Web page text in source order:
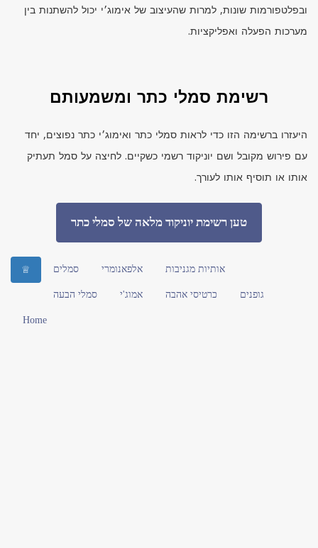
ובפלטפורמות שונות, למרות שהעיצוב של אימוג׳י יכול להשתנות בין
מערכות הפעלה ואפליקציות.
רשימת סמלי כתר ומשמעותם
היעזרו ברשימה הזו כדי לראות סמלי כתר ואימוג׳י כתר נפוצים, יחד
עם פירוש מקובל ושם יוניקוד רשמי כשקיים. לחיצה על סמל תעתיק
אותו או תוסיף אותו לעורך.
טען רשימת יוניקוד מלאה של סמלי כתר
♕ סמלים אלפאנומרי אותיות מגניבות
סמלי הבעה אמוג'י כרטיסי אהבה גופנים
Home